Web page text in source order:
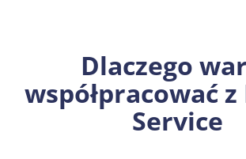
Dlaczego
współpracować
Service